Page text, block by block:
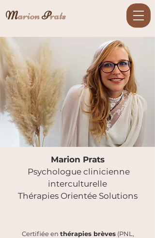
MarionPrats
Marion Prats
Psychologue clinicienne
interculturelle
Thérapies Orientée Solutions
Certifiée en thérapies brèves (PNL,